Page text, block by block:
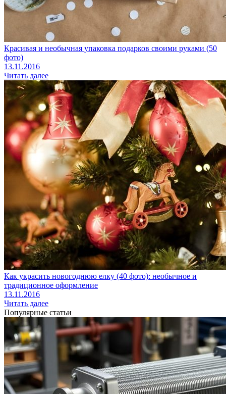
Красивая и необычная упаковка подарков своими руками (50
фото)
13.11.2016
Читать далее
Как украсить новогоднюю елку (40 фото): необычное и
традиционное оформление
13.11.2016
Читать далее
Популярные статьи